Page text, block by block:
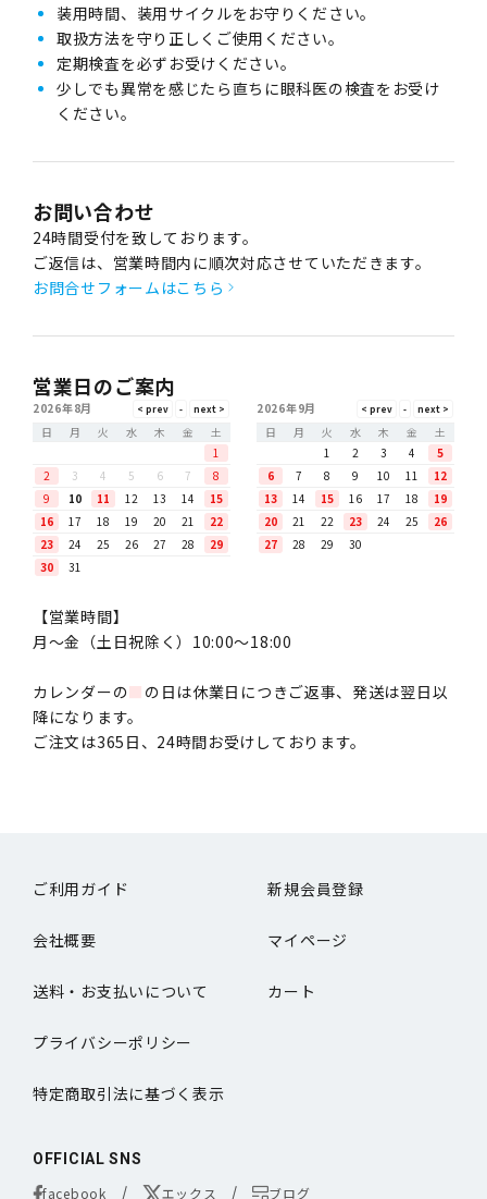
装用時間、装用サイクルをお守りください。
取扱方法を守り正しくご使用ください。
定期検査を必ずお受けください。
少しでも異常を感じたら直ちに眼科医の検査をお受け
ください。
お問い合わせ
24時間受付を致しております。
ご返信は、営業時間内に順次対応させていただきます。
お問合せフォームはこちら
営業日のご案内
2026年8月
日
月 火 水 木 金
土
1
2
3 4 5 6 7
8
9
10 11 12 13 14
15
16
17 18 19 20 21
22
23
24 25 26 27 28
29
30
31
2026年9月
日
月 火 水 木 金
土
1
2 3 4
5
6
7 8 9 10 11
12
13
14 15 16 17 18
19
20
21 22 23 24 25
26
27
28 29 30
【営業時間】
月〜金（土日祝除く）10:00～18:00
カレンダーの■ の日は休業日につきご返事、発送は翌日以
降になります。
ご注文は365日、24時間お受けしております。
ご利用ガイド 新規会員登録
会社概要 マイページ
送料・お支払いについて カート
プライバシーポリシー
特定商取引法に基づく表示
OFFICIAL SNS
facebook エックス ブログ